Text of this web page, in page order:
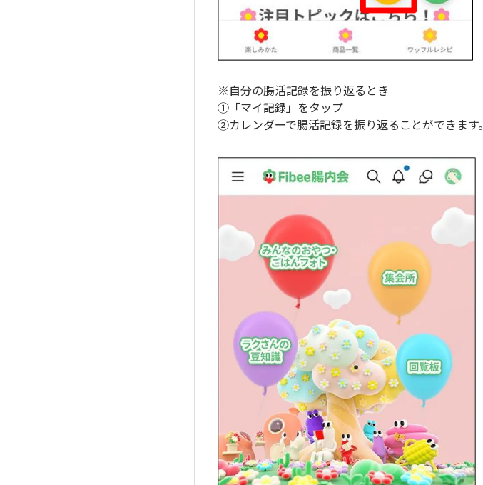
※自分の腸活記録を振り返るとき
①「マイ記録」をタップ
②カレンダーで腸活記録を振り返ることができます。